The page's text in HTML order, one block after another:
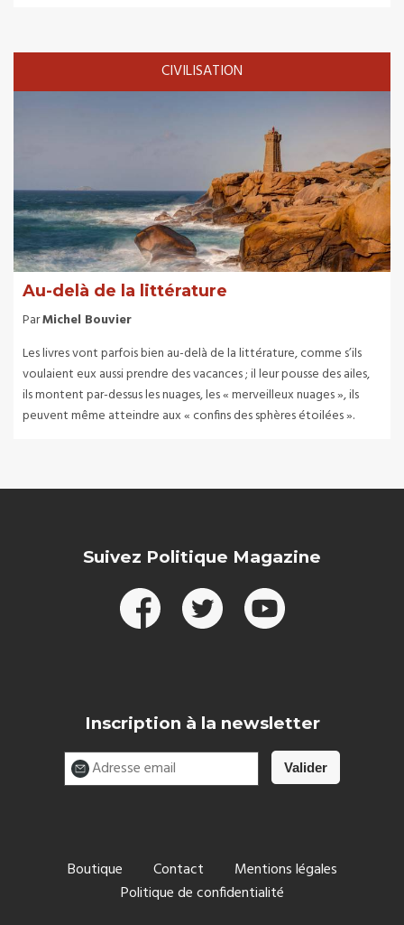
CIVILISATION
Au-delà de la littérature
ParMichel Bouvier
Les livres vont parfois bien au-delà de la littérature, comme s’ils
voulaient eux aussi prendre des vacances ; il leur pousse des ailes,
ils montent par-dessus les nuages, les « merveilleux nuages », ils
peuvent même atteindre aux « confins des sphères étoilées ».
Suivez Politique Magazine
Inscription à la newsletter
Boutique Contact
Mentions légales
Politique de confidentialité